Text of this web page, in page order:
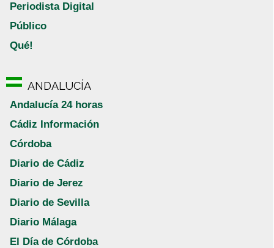
Periodista Digital
Público
Qué!
ANDALUCÍA
Andalucía 24 horas
Cádiz Información
Córdoba
Diario de Cádiz
Diario de Jerez
Diario de Sevilla
Diario Málaga
El Día de Córdoba